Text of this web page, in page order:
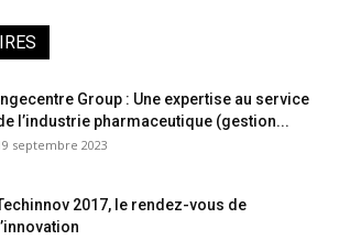
Ingecentre Group : Une expertise au service
l’industrie pharmaceutique (gestion...
septembre 2023
2017, le rendez-vous de
l’innovation